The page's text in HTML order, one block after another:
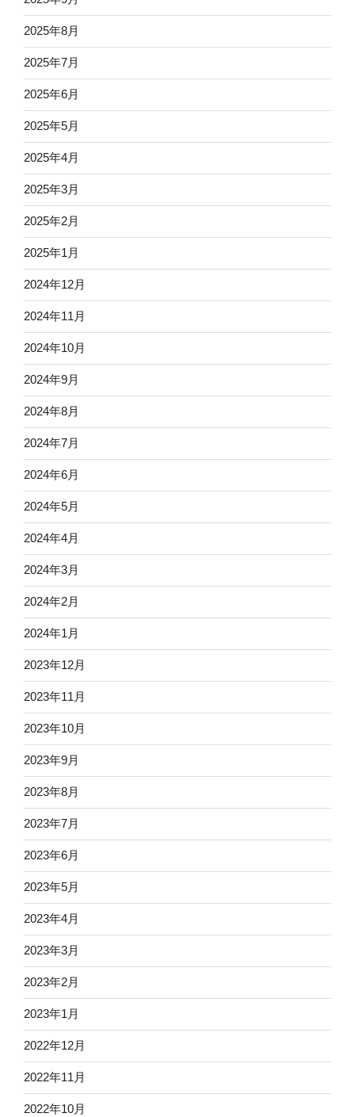
2025年8月
2025年7月
2025年6月
2025年5月
2025年4月
2025年3月
2025年2月
2025年1月
2024年12月
2024年11月
2024年10月
2024年9月
2024年8月
2024年7月
2024年6月
2024年5月
2024年4月
2024年3月
2024年2月
2024年1月
2023年12月
2023年11月
2023年10月
2023年9月
2023年8月
2023年7月
2023年6月
2023年5月
2023年4月
2023年3月
2023年2月
2023年1月
2022年12月
2022年11月
2022年10月